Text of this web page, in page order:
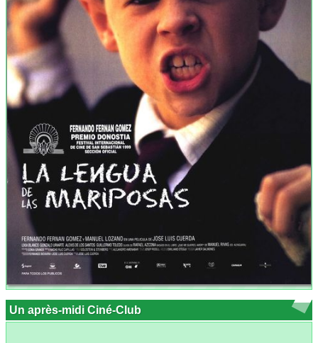
Un après-midi Ciné-Club